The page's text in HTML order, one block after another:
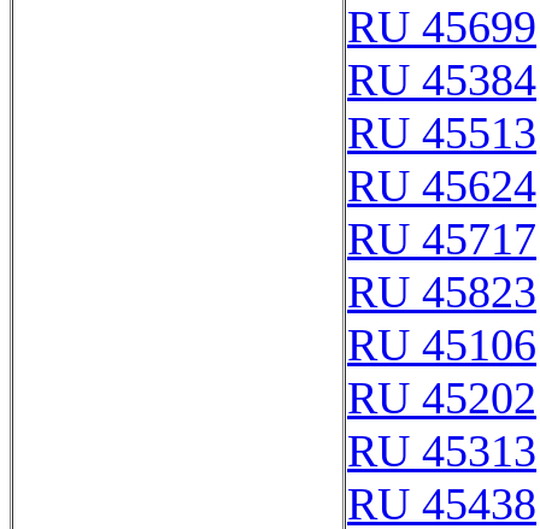
RU 45699
RU 45384
RU 45513
RU 45624
RU 45717
RU 45823
RU 45106
RU 45202
RU 45313
RU 45438